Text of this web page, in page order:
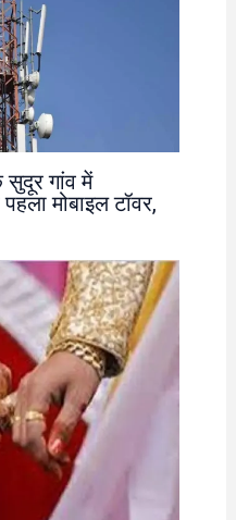
गांव में
मोबाइल टॉवर,